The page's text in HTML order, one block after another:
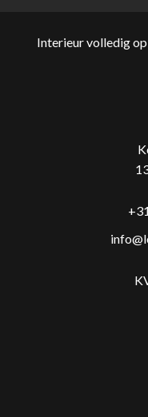
Interieur volledig